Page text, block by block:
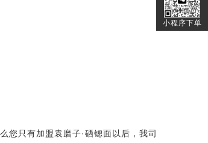
您只有加盟袁磨子·硒锶面以后，我司
小程序下单